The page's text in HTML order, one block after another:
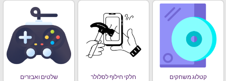
קטלוג משחקים חלקי חילוף לסלולר שלטים ואבזרים